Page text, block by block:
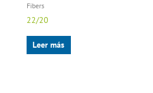
Fibers
22/20
Leer más